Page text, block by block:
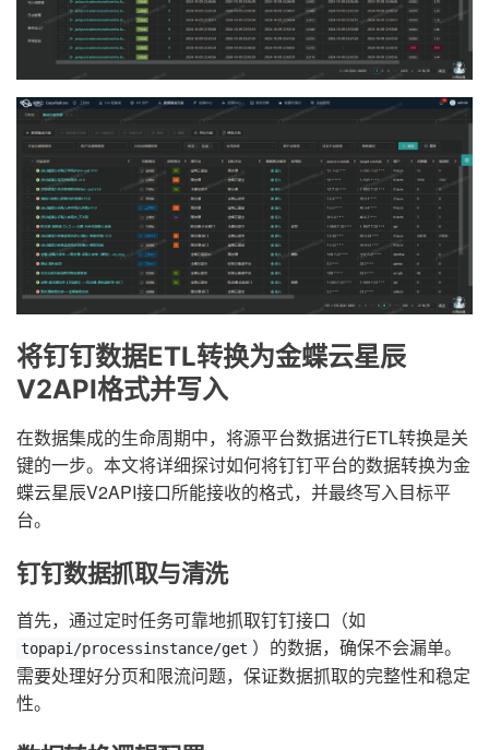
将钉钉数据ETL转换为金蝶云星辰
V2API格式并写入
在数据集成的生命周期中，将源平台数据进行ETL转换是关
键的一步。本文将详细探讨如何将钉钉平台的数据转换为金
蝶云星辰V2API接口所能接收的格式，并最终写入目标平
台。
钉钉数据抓取与清洗
首先，通过定时任务可靠地抓取钉钉接口（如
topapi/processinstance/get ）的数据，确保不会漏单。
需要处理好分页和限流问题，保证数据抓取的完整性和稳定
性。